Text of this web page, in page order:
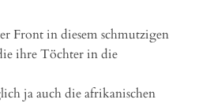
Front in diesem schmutzigen
ihre Töchter in die
ja auch die afrikanischen